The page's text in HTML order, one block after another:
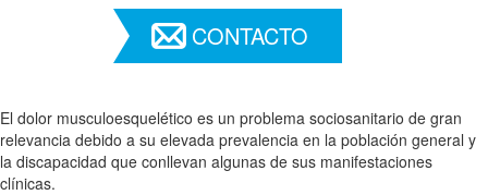
CONTACTO
El dolor musculoesquelético es un problema sociosanitario de gran
relevancia debido a su elevada prevalencia en la población general y
la discapacidad que conllevan algunas de sus manifestaciones
clínicas.